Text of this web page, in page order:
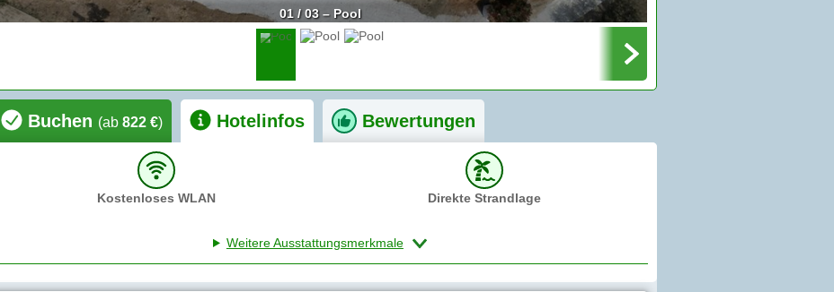
01 / 03 – Pool
Buchen (ab 822 €) Hotelinfos Bewertungen
Kostenloses WLAN Direkte Strandlage
Weitere Ausstattungsmerkmale